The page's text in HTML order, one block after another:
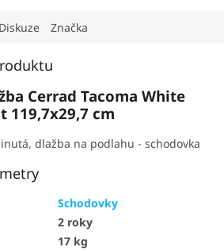
Diskuze Značka
Cerrad Tacoma White
119,7x29,7 cm
dlažba na podlahu - schodovka
Schodovky
2 roky
17 kg